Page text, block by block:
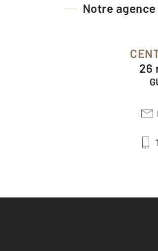
Notre agence